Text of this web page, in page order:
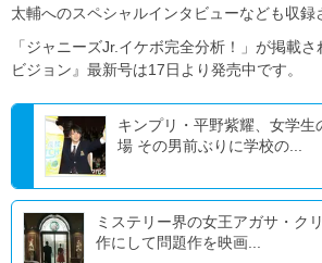
太輔へのスペシャルインタビューなども収録
「ジャニーズJr.イケボ完全分析！」が掲載
ビジョン』最新号は17日より発売中です。
キンプリ・平野紫耀、女学生
場 その男前ぶりに学校の...
ミステリー界の女王アガサ・ク
作にして問題作を映画...